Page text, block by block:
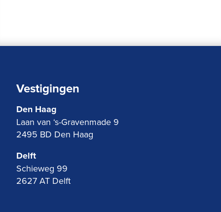
Vestigingen
Den Haag
Laan van ‘s-Gravenmade 9
2495 BD Den Haag
Delft
Schieweg 99
2627 AT Delft